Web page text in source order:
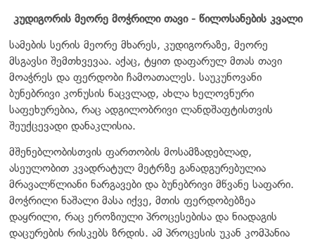
კუდიგორის მეორე მოჭრილი თავი - წილოსანების კვალი
სამების სერის მეორე მხარეს, კუდიგორაზე, მეორე
მსგავსი შემთხვევაა. აქაც, ტყით დაფარულ მთას თავი
მოაჭრეს და ფერდობი ჩამოათალეს. საუკუნოვანი
ბუნებრივი კონუსის ნაცვლად, ახლა ხელოვნური
საფეხურებია, რაც ადგილობრივი ლანდშაფტისთვის
შეუქცევადი დანაკლისია.
მშენებლობისთვის ფართობის მოსამზადებლად,
ასეულობით კვადრატულ მეტრზე განადგურებულია
მრავალწლიანი ნარგავები და ბუნებრივი მწვანე საფარი.
მოჭრილი ნაშალი მასა იქვე, მთის ფერდობებზეა
დაყრილი, რაც ეროზიული პროცესებისა და ნიადაგის
დაცურების რისკებს ზრდის. ამ პროცესის უკან კომპანია